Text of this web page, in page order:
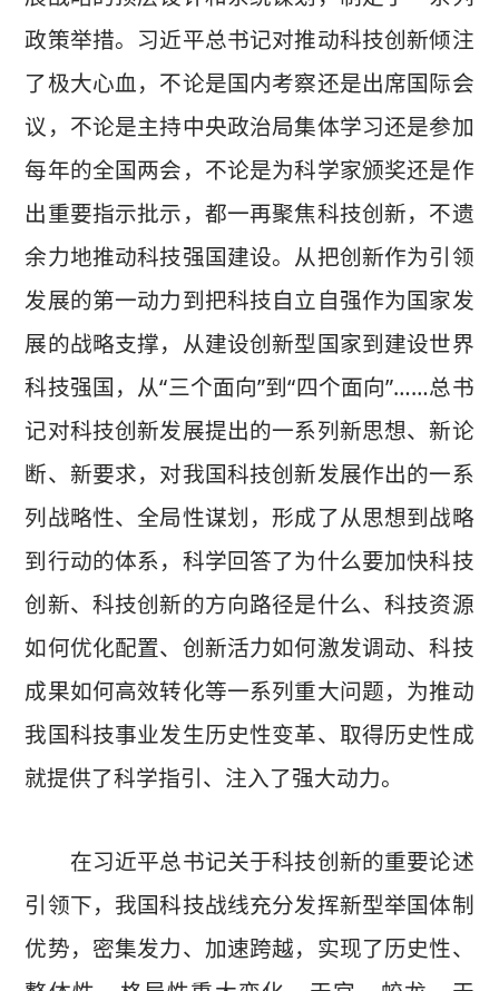
政策举措。习近平总书记对推动科技创新倾注
了极大心血，不论是国内考察还是出席国际会
议，不论是主持中央政治局集体学习还是参加
每年的全国两会，不论是为科学家颁奖还是作
出重要指示批示，都一再聚焦科技创新，不遗
余力地推动科技强国建设。从把创新作为引领
发展的第一动力到把科技自立自强作为国家发
展的战略支撑，从建设创新型国家到建设世界
科技强国，从“三个面向”到“四个面向”……总书
记对科技创新发展提出的一系列新思想、新论
断、新要求，对我国科技创新发展作出的一系
列战略性、全局性谋划，形成了从思想到战略
到行动的体系，科学回答了为什么要加快科技
创新、科技创新的方向路径是什么、科技资源
如何优化配置、创新活力如何激发调动、科技
成果如何高效转化等一系列重大问题，为推动
我国科技事业发生历史性变革、取得历史性成
就提供了科学指引、注入了强大动力。
在习近平总书记关于科技创新的重要论述
引领下，我国科技战线充分发挥新型举国体制
优势，密集发力、加速跨越，实现了历史性、